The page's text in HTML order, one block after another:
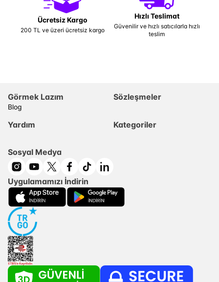
Ücretsiz Kargo
200 TL ve üzeri ücretsiz kargo
Hızlı Teslimat
Güvenilir ve hızlı satıcılarla hızlı
teslim
Görmek Lazım
Blog
Sözleşmeler
Yardım Kategoriler
Sosyal Medya
Uygulamamızı İndirin